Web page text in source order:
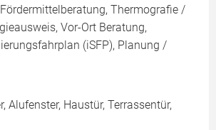
Thermografie /
Vor-Ort Beratung,
(iSFP), Planung /
Alufenster, Haustür, Terrassentür,